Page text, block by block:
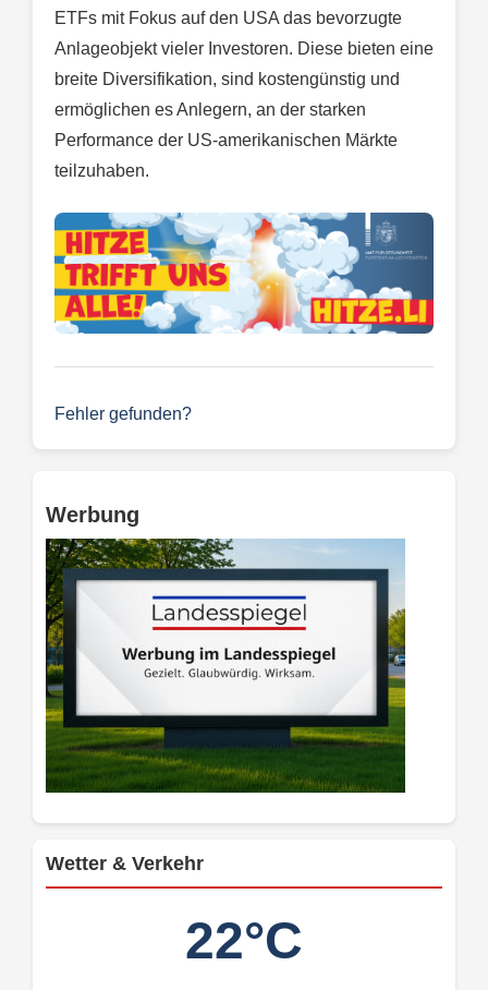
ETFs mit Fokus auf den USA das bevorzugte
Anlageobjekt vieler Investoren. Diese bieten eine
breite Diversifikation, sind kostengünstig und
ermöglichen es Anlegern, an der starken
Performance der US-amerikanischen Märkte
teilzuhaben.
Fehler gefunden?
Werbung
Wetter & Verkehr
22°C